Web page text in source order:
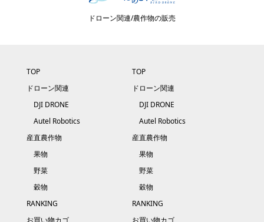
ドローン関連/農作物の販売
TOP
ドローン関連
DJI DRONE
Autel Robotics
産直農作物
果物
野菜
穀物
RANKING
お買い物カゴ
TOP
ドローン関連
DJI DRONE
Autel Robotics
産直農作物
果物
野菜
穀物
RANKING
お買い物カゴ